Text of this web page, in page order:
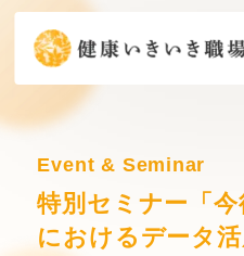
Event & Seminar
特別セミナー「
におけるデータ活